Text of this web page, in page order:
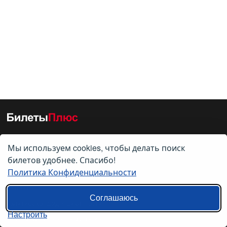
О нас
О компании
Контакты
Пользовательское соглашение
Мы используем cookies, чтобы делать поиск
билетов удобнее. Спасибо!
Политика Конфиденциальности
Соглашаюсь
Настроить